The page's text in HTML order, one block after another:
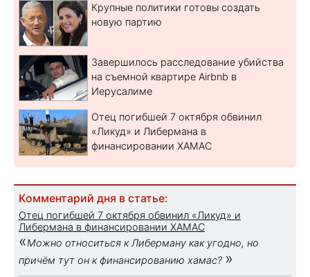
Крупные политики готовы создать
новую партию
Завершилось расследование убийства
на съемной квартире Airbnb в
Иерусалиме
Отец погибшей 7 октября обвинил
«Ликуд» и Либермана в
финансировании ХАМАС
Комментарий дня в статье:
Отец погибшей 7 октября обвинил «Ликуд» и
Либермана в финансировании ХАМАС
«Можно относиться к Либерману как угодно, но
причём тут он к финансированию хамас? »